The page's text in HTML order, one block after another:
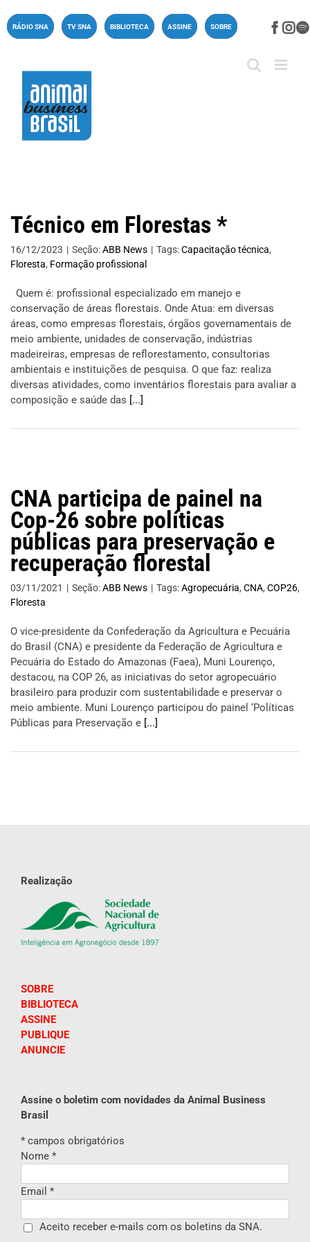
paraRÁDIO SNA TV SNA BIBLIOTECA ASSINE SOBRE
Técnico em Florestas *
16/12/2023 | Seção:ABB News | Tags:Capacitação técnica,
Floresta, Formação profissional
Quem é: profissional especializado em manejo e
conservação de áreas florestais. Onde Atua: em diversas
áreas, como empresas florestais, órgãos governamentais de
meio ambiente, unidades de conservação, indústrias
madeireiras, empresas de reflorestamento, consultorias
ambientais e instituições de pesquisa. O que faz: realiza
diversas atividades, como inventários florestais para avaliar a
composição e saúde das [...]
CNA participa de painel na
Cop-26 sobre políticas
públicas para preservação e
recuperação florestal
03/11/2021 | Seção:ABB News | Tags:Agropecuária, CNA, COP26,
Floresta
O vice-presidente da Confederação da Agricultura e Pecuária
do Brasil (CNA) e presidente da Federação de Agricultura e
Pecuária do Estado do Amazonas (Faea), Muni Lourenço,
destacou, na COP 26, as iniciativas do setor agropecuário
brasileiro para produzir com sustentabilidade e preservar o
meio ambiente. Muni Lourenço participou do painel ‘Políticas
Públicas para Preservação e [...]
Realização
SOBRE
BIBLIOTECA
ASSINE
PUBLIQUE
ANUNCIE
Assine o boletim com novidades da Animal Business
Brasil
* campos obrigatórios
Nome *
Email *
Aceito receber e-mails com os boletins da SNA.